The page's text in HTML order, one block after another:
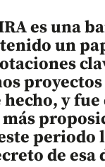
es una
un
y fue
periodo
de